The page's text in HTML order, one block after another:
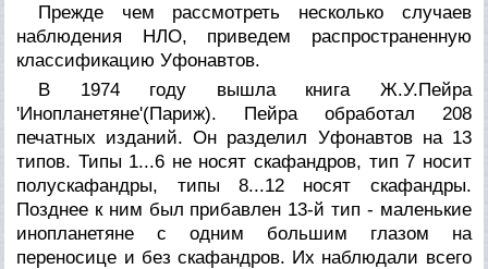
Прежде чем рассмотреть несколько случаев
наблюдения НЛО, приведем распространенную
классификацию Уфонавтов.
В 1974 году вышла книга Ж.У.Пейра
'Инопланетяне'(Париж). Пейра обработал 208
печатных изданий. Он разделил Уфонавтов на 13
типов. Типы 1...6 не носят скафандров, тип 7 носит
полускафандры, типы 8...12 носят скафандры.
Позднее к ним был прибавлен 13-й тип - маленькие
инопланетяне с одним большим глазом на
переносице и без скафандров. Их наблюдали всего